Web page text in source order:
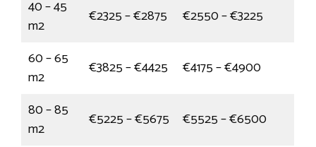
40 – 45
m2
€2325 – €2875
€2550 – €3225
60 – 65
m2
€3825 – €4425
€4175 – €4900
80 – 85
m2
€5225 – €5675 €5525 – €6500